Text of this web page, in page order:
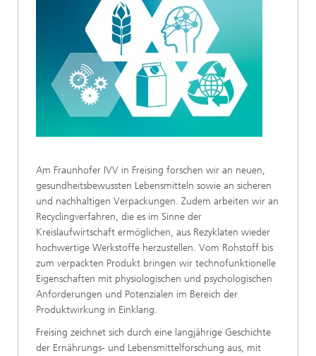
Am Fraunhofer IVV in Freising forschen wir an neuen,
gesundheitsbewussten Lebensmitteln sowie an sicheren
und nachhaltigen Verpackungen. Zudem arbeiten wir an
Recyclingverfahren, die es im Sinne der
Kreislaufwirtschaft ermöglichen, aus Rezyklaten wieder
hochwertige Werkstoffe herzustellen. Vom Rohstoff bis
zum verpackten Produkt bringen wir technofunktionelle
Eigenschaften mit physiologischen und psychologischen
Anforderungen und Potenzialen im Bereich der
Produktwirkung in Einklang.
Freising zeichnet sich durch eine langjährige Geschichte
der Ernährungs- und Lebensmittelforschung aus, mit